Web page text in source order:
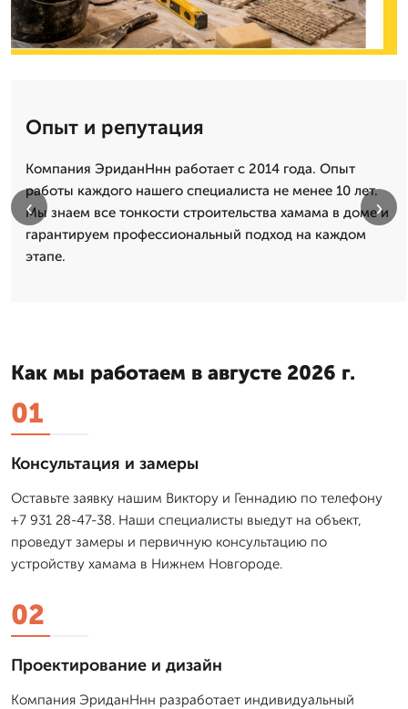
Опыт и репутация
Компания ЭриданНнн работает с 2014 года. Опыт
работы каждого нашего специалиста не менее 10 лет.
Мы знаем все тонкости строительства хамама в доме и
гарантируем профессиональный подход на каждом
этапе.
‹ ›
Как мы работаем в августе 2026 г.
01
Консультация и замеры
Оставьте заявку нашим Виктору и Геннадию по телефону
+7 931 28-47-38. Наши специалисты выедут на объект,
проведут замеры и первичную консультацию по
устройству хамама в Нижнем Новгороде.
02
Проектирование и дизайн
Компания ЭриданНнн разработает индивидуальный